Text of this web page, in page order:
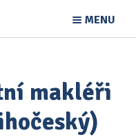
MENU
makléři